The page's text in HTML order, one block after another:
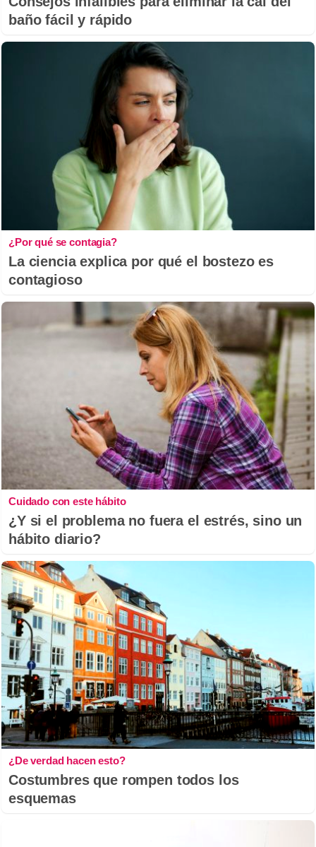
baño fácil y rápido
¿Por qué se contagia?
La ciencia explica por qué el bostezo es
contagioso
Cuidado con este hábito
¿Y si el problema no fuera el estrés, sino un
hábito diario?
¿De verdad hacen esto?
Costumbres que rompen todos los
esquemas